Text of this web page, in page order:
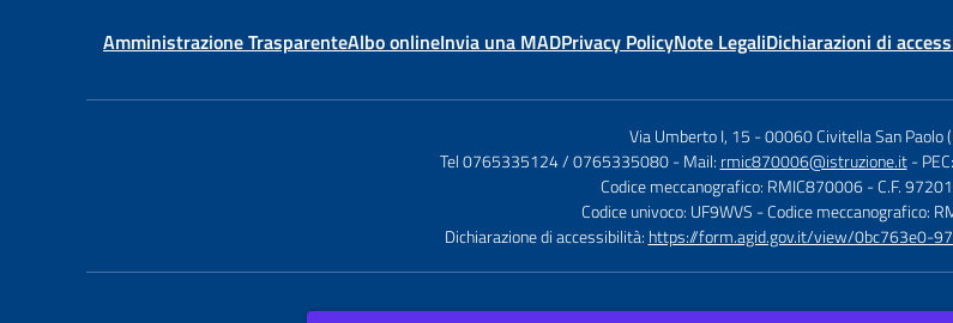
Amministrazione TrasparenteAlbo onlineInvia una MADPrivacy PolicyNote LegaliDichiarazioni di
Via Umberto I, 15 -00060 Civitella San Paolo
Tel 0765335124 / 0765335080 - Mail: rmic870006@istruzione.it - PEC:
Codice meccanografico: RMIC870006- C.F.
Codice univoco: UF9WVS - Codice meccanografico:
Dichiarazione di accessibilità: https://form.agid.gov.it/view/0bc763e0-